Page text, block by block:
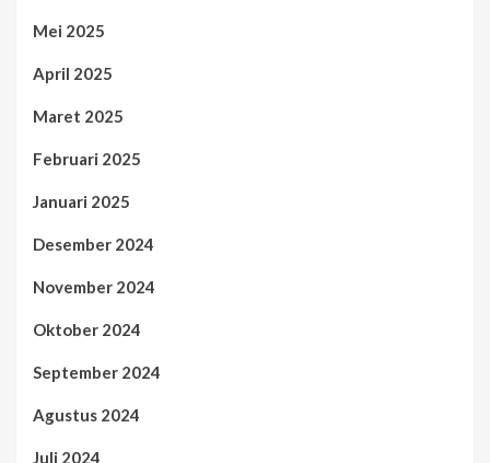
Mei 2025
April 2025
Maret 2025
Februari 2025
Januari 2025
Desember 2024
November 2024
Oktober 2024
September 2024
Agustus 2024
Juli 2024